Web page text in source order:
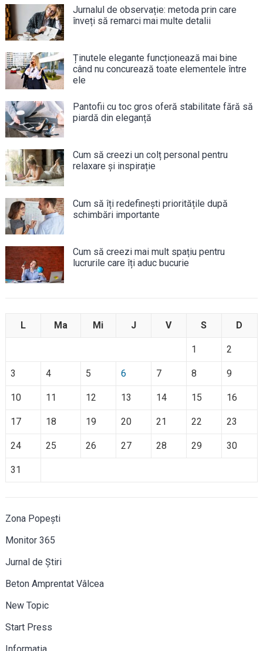
Jurnalul de observație: metoda prin care
înveți să remarci mai multe detalii
Ținutele elegante funcționează mai bine
când nu concurează toate elementele între
ele
Pantofii cu toc gros oferă stabilitate fără să
piardă din eleganță
Cum să creezi un colț personal pentru
relaxare și inspirație
Cum să îți redefinești prioritățile după
schimbări importante
Cum să creezi mai mult spațiu pentru
lucrurile care îți aduc bucurie
L Ma Mi J V S D
1 2
3 4 5 6 7 8 9
10 11 12 13 14 15 16
17 18 19 20 21 22 23
24 25 26 27 28 29 30
31
Zona Popești
Monitor 365
Jurnal de Știri
Beton Amprentat Vâlcea
New Topic
Start Press
Informația